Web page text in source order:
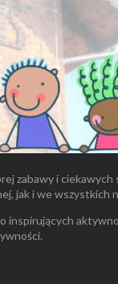
zabawy i
jak i we wszystkich
inspirujących